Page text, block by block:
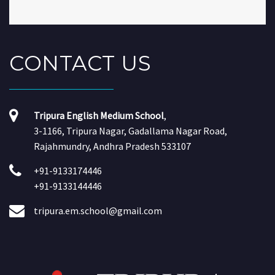
CONTACT US
Tripura English Medium School,
3-1166, Tripura Nagar, Gadallama Nagar Road,
Rajahmundry, Andhra Pradesh 533107
+91-9133174446
+91-9133144446
tripura.em.school@gmail.com